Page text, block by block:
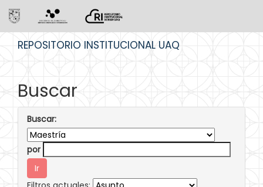
REPOSITORIO INSTITUCIONAL UAQ
Buscar
Buscar:
por